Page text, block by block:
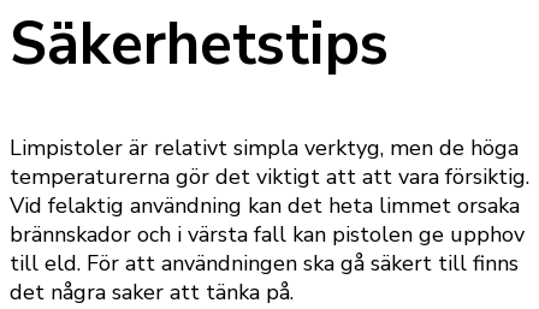
Säkerhetstips
Limpistoler är relativt simpla verktyg, men de höga
temperaturerna gör det viktigt att att vara försiktig.
Vid felaktig användning kan det heta limmet orsaka
brännskador och i värsta fall kan pistolen ge upphov
till eld. För att användningen ska gå säkert till finns
det några saker att tänka på.